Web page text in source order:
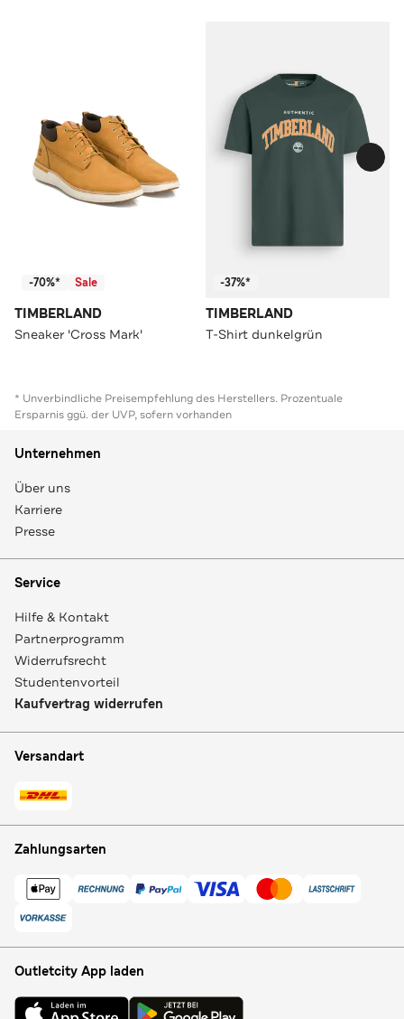
-70%* Sale
TIMBERLAND
Sneaker 'Cross Mark'
-37%*
TIMBERLAND
T-Shirt dunkelgrün
* Unverbindliche Preisempfehlung des Herstellers. Prozentuale
Ersparnis ggü. der UVP, sofern vorhanden
Unternehmen
Über uns
Karriere
Presse
Service
Hilfe & Kontakt
Partnerprogramm
Widerrufsrecht
Studentenvorteil
Kaufvertrag widerrufen
Versandart
Zahlungsarten
Outletcity App laden